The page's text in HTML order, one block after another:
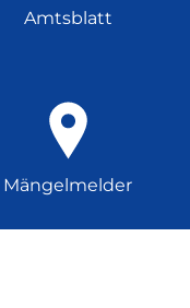
Amtsblatt
Mängelmelder